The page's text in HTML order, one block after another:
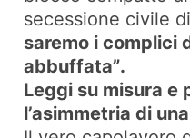
secessione civile
saremo i complici
abbuffata”.
Leggi su misura e
l’asimmetria di